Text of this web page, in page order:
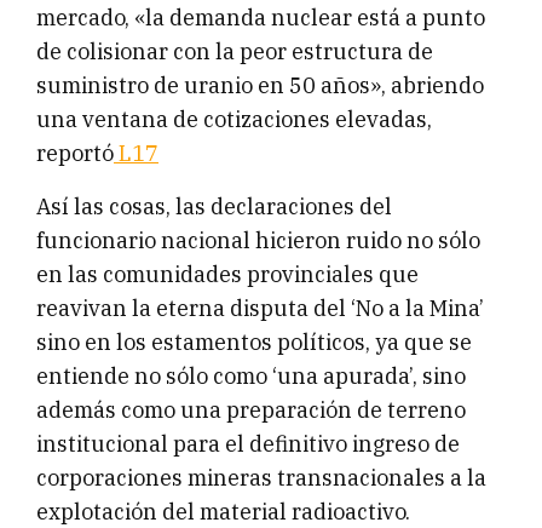
mercado, «la demanda nuclear está a punto
de colisionar con la peor estructura de
suministro de uranio en 50 años», abriendo
una ventana de cotizaciones elevadas,
reportóL17
Así las cosas, las declaraciones del
funcionario nacional hicieron ruido no sólo
en las comunidades provinciales que
reavivan la eterna disputa del ‘No a la Mina’
sino en los estamentos políticos, ya que se
entiende no sólo como ‘una apurada’, sino
además como una preparación de terreno
institucional para el definitivo ingreso de
corporaciones mineras transnacionales a la
explotación del material radioactivo.